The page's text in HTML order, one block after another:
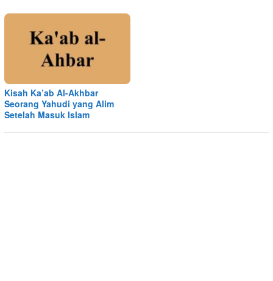
Kisah Ka’ab Al-Akhbar
Seorang Yahudi yang Alim
Setelah Masuk Islam